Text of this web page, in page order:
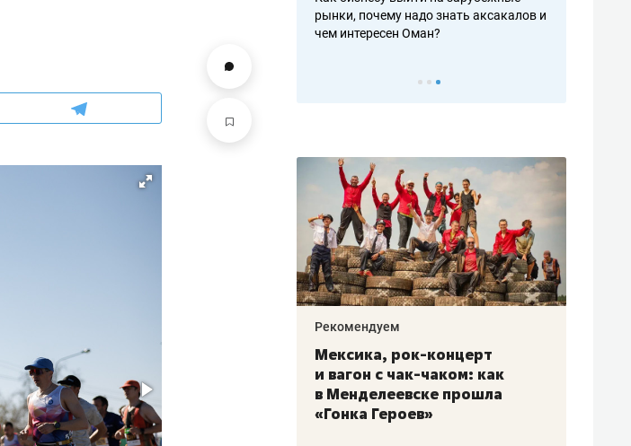
рынки, почему надо знать аксакалов и
чем интересен Оман?
Опыт выживания в дикой
природе, работа
с ментальным и физическим
состоянием как основа
антихрупких команд
Рекомендуем
Мексика, рок-концерт
и вагон с чак-чаком: как
в Менделеевске прошла
«Гонка Героев»